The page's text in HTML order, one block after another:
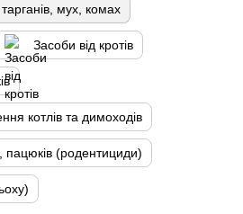
мух, комах
Засоби від кротів
котлів та димоходів
(родентициди)